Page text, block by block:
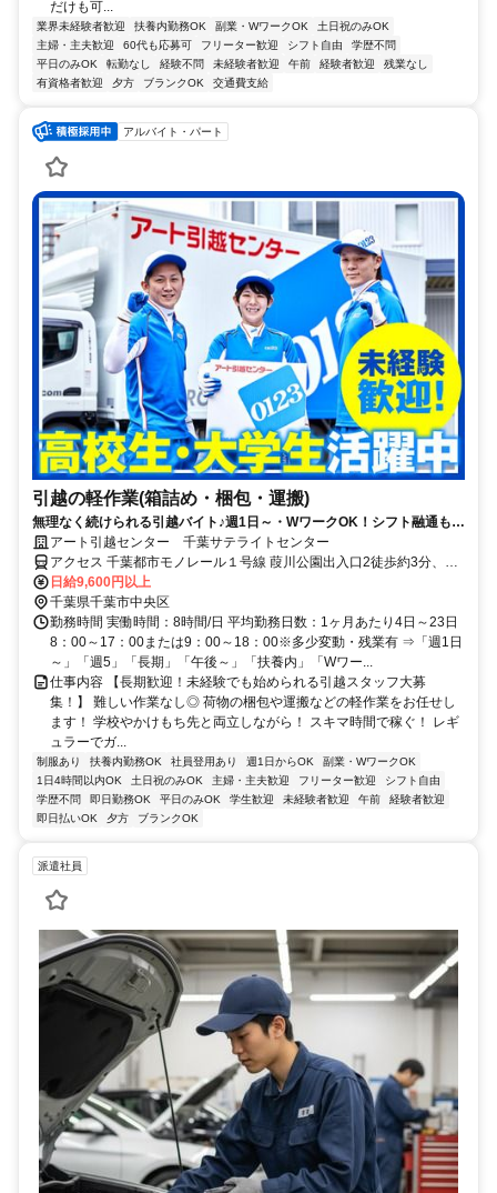
だけも可...
業界未経験者歓迎 扶養内勤務OK 副業・WワークOK
土日祝のみOK
主婦・主夫歓迎
60代も応募可 フリーター歓迎 シフト自由
学歴不問
平日のみOK
転勤なし 経験不問 未経験者歓迎 午前 経験者歓迎
残業なし
有資格者歓迎
夕方 ブランクOK 交通費支給
アルバイト・パート
引越の軽作業(箱詰め・梱包・運搬)
無理なく続けられる引越バイト♪週1日～・WワークOK！シフト融通もバ
ッチリ◎髪色自由・給与全額手渡しなど待遇も◎
アート引越センター 千葉サテライトセンター
アクセス 千葉都市モノレール１号線 葭川公園出入口2徒歩約3分、京
成千葉線 千葉中央東口徒歩約5分、京成千原線 千葉中央東口徒歩約5
分 葭川公園駅より徒歩3分
日給9,600円以上
千葉県千葉市中央区
勤務時間 実働時間：8時間/日 平均勤務日数：1ヶ月あたり4日～23日
8：00～17：00または9：00～18：00※多少変動・残業有 ⇒「週1日
～」「週5」「長期」「午後～」「扶養内」「Wワー...
仕事内容 【長期歓迎！未経験でも始められる引越スタッフ大募
集！】 難しい作業なし◎ 荷物の梱包や運搬などの軽作業をお任せし
ます！ 学校やかけもち先と両立しながら！ スキマ時間で稼ぐ！ レギ
ュラーでガ...
制服あり 扶養内勤務OK 社員登用あり 週1日からOK
副業・WワークOK
1日4時間以内OK
土日祝のみOK 主婦・主夫歓迎 フリーター歓迎
シフト自由
学歴不問
即日勤務OK 平日のみOK 学生歓迎 未経験者歓迎 午前
経験者歓迎
即日払いOK
夕方 ブランクOK
派遣社員